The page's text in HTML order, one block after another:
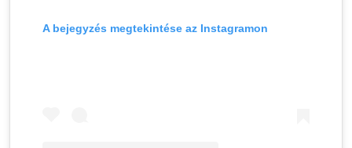
A bejegyzés megtekintése az Instagramon